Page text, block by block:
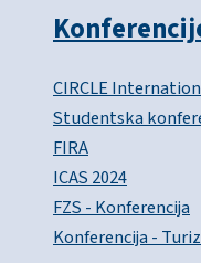
CIRCLE
Studentska
FIRA
ICAS 2024
FZS - Konferencija
Konferencija -